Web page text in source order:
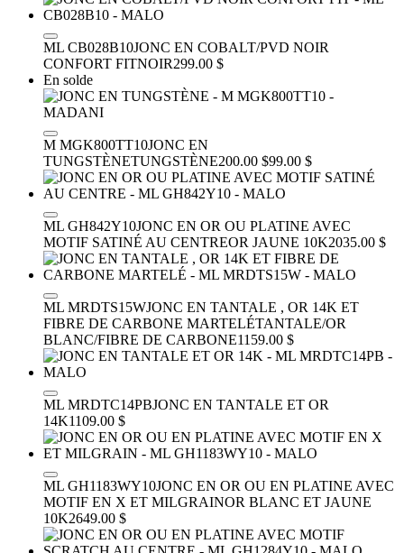
ML CB028B10JONC EN COBALT/PVD NOIR
CONFORT FITNOIR299.00 $
En solde
M MGK800TT10JONC EN
TUNGSTÈNETUNGSTÈNE200.00 $99.00 $
ML GH842Y10JONC EN OR OU PLATINE AVEC
MOTIF SATINÉ AU CENTREOR JAUNE 10K2035.00 $
ML MRDTS15WJONC EN TANTALE , OR 14K ET
FIBRE DE CARBONE MARTELÉTANTALE/OR
BLANC/FIBRE DE CARBONE1159.00 $
ML MRDTC14PBJONC EN TANTALE ET OR
14K1109.00 $
ML GH1183WY10JONC EN OR OU EN PLATINE AVEC
MOTIF EN X ET MILGRAINOR BLANC ET JAUNE
10K2649.00 $